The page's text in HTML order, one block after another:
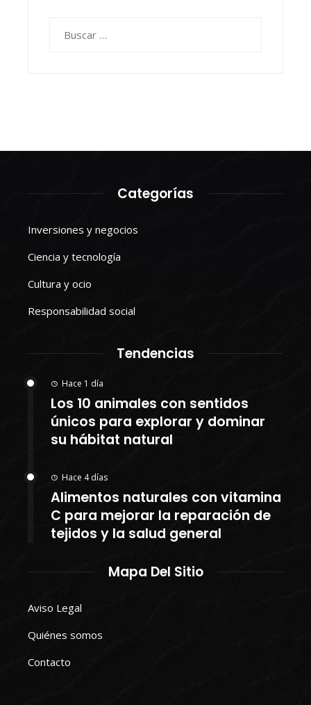
Categorías
Inversiones y negocios
Ciencia y tecnología
Cultura y ocio
Responsabilidad social
Tendencias
Hace 1 día
Los 10 animales con sentidos
únicos para explorar y dominar
su hábitat natural
Hace 4 días
Alimentos naturales con vitamina
C para mejorar la reparación de
tejidos y la salud general
Mapa Del Sitio
Aviso Legal
Quiénes somos
Contacto